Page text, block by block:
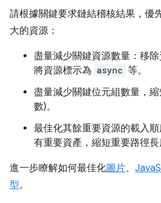
請根據關鍵要求鏈結稽核結果，優
大的資源：
盡量減少關鍵資源數量：移除
將資源標示為 async 等。
盡量減少關鍵位元組數量，
數)。
最佳化其餘重要資源的載入
有重要資產，縮短重要路徑長
進一步瞭解如何最佳化圖片、
型。